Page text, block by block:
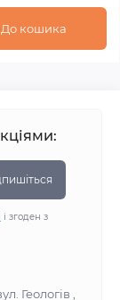
До кошика
і згоден з
Геологів ,